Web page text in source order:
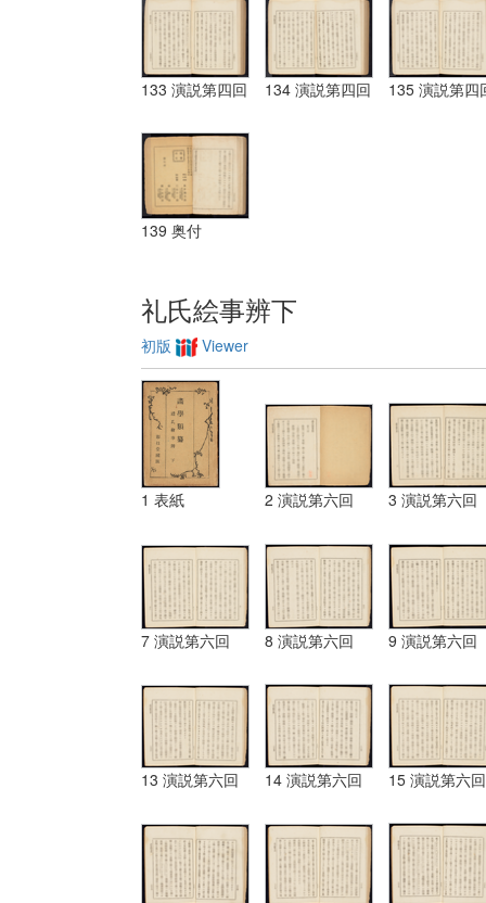
133 演説第四回 134 演説第四回 135 演説第四
139 奥付
礼氏絵事辨下
初版 Viewer
1 表紙 2 演説第六回 3 演説第六回
7 演説第六回 8 演説第六回 9 演説第六回
13 演説第六回 14 演説第六回 15 演説第六回